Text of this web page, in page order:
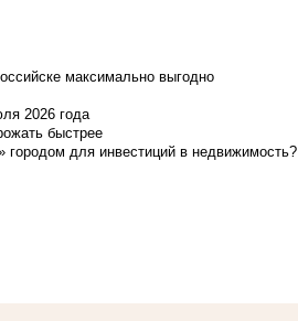
максимально выгодно
2026 года
быстрее
городом для инвестиций в недвижимость?